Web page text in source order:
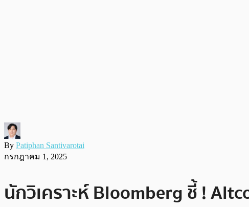
By Patiphan Santivarotai
กรกฎาคม 1, 2025
นักวิเคราะห์ Bloomberg ชี้ !